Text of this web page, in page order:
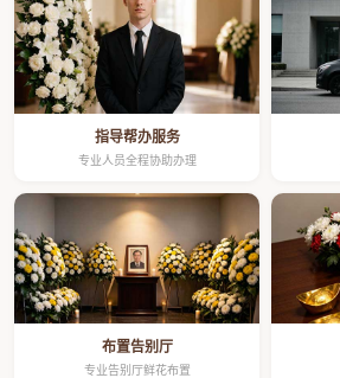
指导帮办服务
专业人员全程协助办理
布置告别厅
专业告别厅鲜花布置